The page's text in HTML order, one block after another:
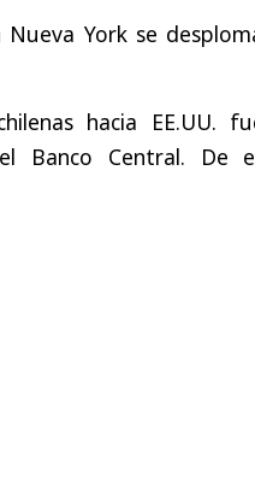
York se
hacia EE.UU.
Banco Central. De